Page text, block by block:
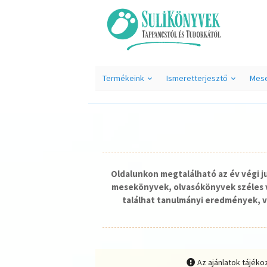
Termékeink Ismeretterjesztő
Oldalunkon megtalálható az év végi
mesekönyvek, olvasókönyvek
találhat tanulmányi eredmények,
Az ajánlatok